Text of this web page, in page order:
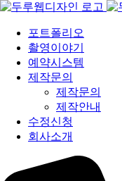
포트폴리오
촬영이야기
예약시스템
제작문의
제작문의
제작안내
수정신청
회사소개